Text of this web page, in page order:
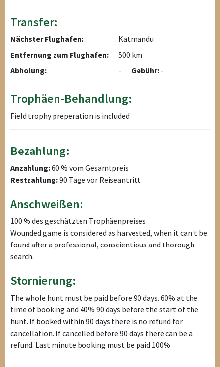
Transfer:
Nächster Flughafen:
Katmandu
Entfernung zum Flughafen:
500 km
Abholung:
- Gebühr: -
Trophäen-Behandlung:
Field trophy preperation is included
Bezahlung:
Anzahlung:60 % vom Gesamtpreis
Restzahlung:90 Tage vor Reiseantritt
Anschweißen:
100 % des geschätzten Trophäenpreises
Wounded game is considered as harvested, when it can't be
found after a professional, conscientious and thorough
search.
Stornierung:
The whole hunt must be paid before 90 days. 60% at the
time of booking and 40% 90 days before the start of the
hunt. If booked within 90 days there is no refund for
cancellation. If cancelled before 90 days there can be a
refund. Last minute booking must be paid 100%